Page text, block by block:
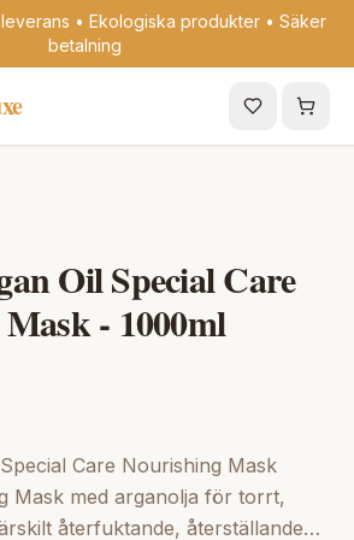
• Ekologiska produkter • Säker
betalning
Oil Special Care
- 1000ml
Care Nourishing Mask
Mask med arganolja för torrt,
återfuktande, återställande